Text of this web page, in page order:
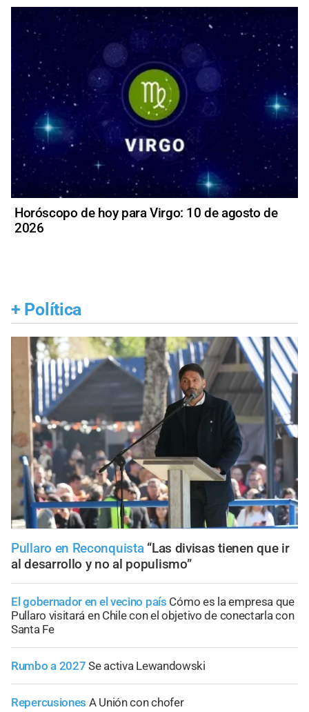
Horóscopo de hoy para Virgo: 10 de agosto de
2026
+ Política
Pullaro en Reconquista “Las divisas tienen que ir
al desarrollo y no al populismo”
El gobernador en el vecino país Cómo es la empresa que
Pullaro visitará en Chile con el objetivo de conectarla con
Santa Fe
Rumbo a 2027 Se activa Lewandowski
Repercusiones A Unión con chofer